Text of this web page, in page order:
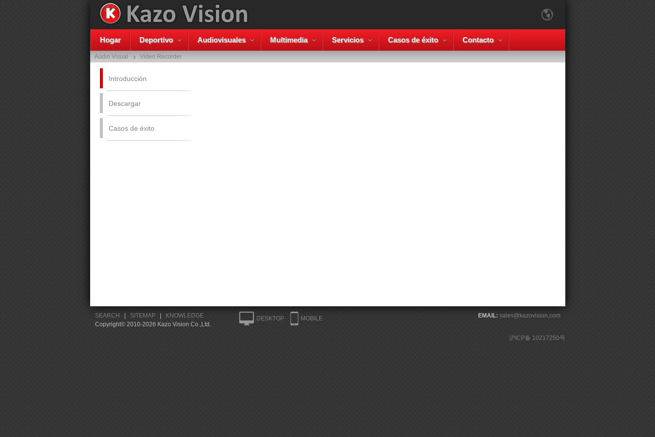
Hogar Deportivo Audiovisuales Multimedia Servicios Casos de éxito Contacto
Audio Visual Video Recorder
Introducción
Descargar
Casos de éxito
SEARCH SITEMAP|
KNOWLEDGE
Copyright© 2010-2026 Kazo Vision Co.,Ltd.
DESKTOP MOBILE EMAIL: sales@kazovision.com
沪ICP备 10217250号